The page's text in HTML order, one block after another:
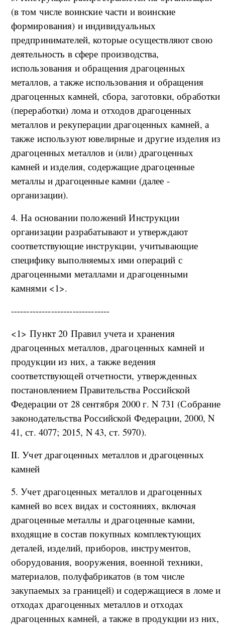
(в том числе воинские части и воинские
формирования) и индивидуальных
предпринимателей, которые осуществляют свою
деятельность в сфере производства,
использования и обращения драгоценных
металлов, а также использования и обращения
драгоценных камней, сбора, заготовки, обработки
(переработки) лома и отходов драгоценных
металлов и рекуперации драгоценных камней, а
также используют ювелирные и другие изделия из
драгоценных металлов и (или) драгоценных
камней и изделия, содержащие драгоценные
металлы и драгоценные камни (далее -
организации).
4. На основании положений Инструкции
организации разрабатывают и утверждают
соответствующие инструкции, учитывающие
специфику выполняемых ими операций с
драгоценными металлами и драгоценными
камнями <1>.
--------------------------------
<1> Пункт 20 Правил учета и хранения
драгоценных металлов, драгоценных камней и
продукции из них, а также ведения
соответствующей отчетности, утвержденных
постановлением Правительства Российской
Федерации от 28 сентября 2000 г. N 731 (Собрание
законодательства Российской Федерации, 2000, N
41, ст. 4077; 2015, N 43, ст. 5970).
II. Учет драгоценных металлов и драгоценных
камней
5. Учет драгоценных металлов и драгоценных
камней во всех видах и состояниях, включая
драгоценные металлы и драгоценные камни,
входящие в состав покупных комплектующих
деталей, изделий, приборов, инструментов,
оборудования, вооружения, военной техники,
материалов, полуфабрикатов (в том числе
закупаемых за границей) и содержащиеся в ломе и
отходах драгоценных металлов и отходах
драгоценных камней, а также в продукции из них,